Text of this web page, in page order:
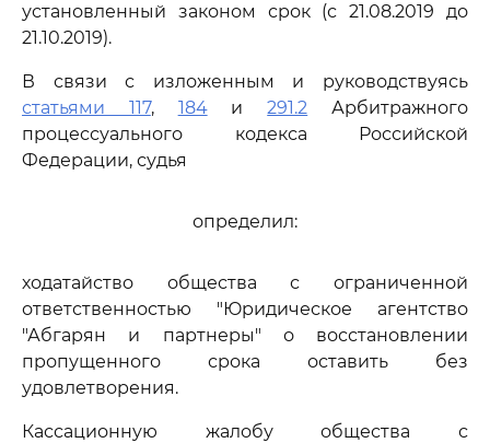
установленный законом срок (с 21.08.2019 до
21.10.2019).
В связи с изложенным и руководствуясь
статьями 117, 184и291.2 Арбитражного
процессуального кодекса Российской
Федерации, судья
определил:
ходатайство общества с ограниченной
ответственностью "Юридическое агентство
"Абгарян и партнеры" о восстановлении
пропущенного срока оставить без
удовлетворения.
Кассационную жалобу общества с